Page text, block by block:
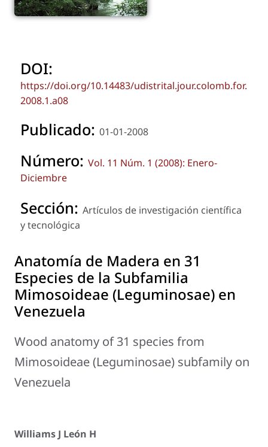
DOI:
https://doi.org/10.14483/udistrital.jour.colomb.for.
2008.1.a08
Publicado: 01-01-2008
Número: Vol. 11 Núm. 1 (2008): Enero-
Diciembre
Sección: Artículos de investigación científica
y tecnológica
Anatomía de Madera en 31
Especies de la Subfamilia
Mimosoideae (Leguminosae) en
Venezuela
Wood anatomy of 31 species from
Mimosoideae (Leguminosae) subfamily on
Venezuela
Williams J León H